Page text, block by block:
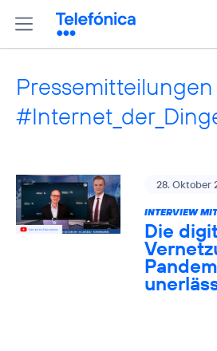
28. Oktober
INTERVIEW
Die